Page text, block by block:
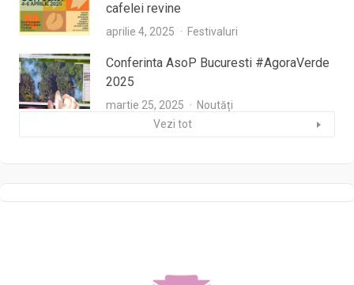
cafelei revine
aprilie 4, 2025 Festivaluri
Conferinta AsoP Bucuresti #AgoraVerde
2025
martie 25, 2025
Noutăți
Vezi tot